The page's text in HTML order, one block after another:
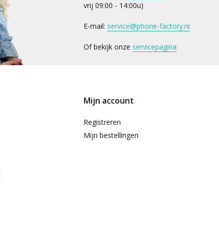
vrij 09:00 - 14:00u)
E-mail: service@phone-factory.nl
Of bekijk onze servicepagina
Mijn account
Registreren
Mijn bestellingen